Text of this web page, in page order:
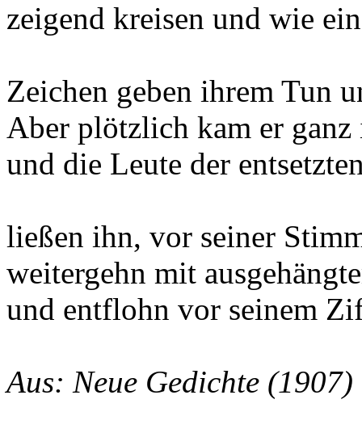
zeigend kreisen und wie
Zeichen geben ihrem Tun
Aber plötzlich kam er ganz
und die Leute der
ließen ihn, vor seiner
weitergehn mit
und entflohn vor seinem
Aus: Neue Gedichte (1907)